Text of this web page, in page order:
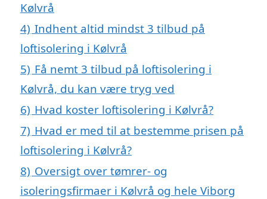
Kølvrå
4) Indhent altid mindst 3 tilbud på
loftisolering i Kølvrå
5) Få nemt 3 tilbud på loftisolering i
Kølvrå, du kan være tryg ved
6) Hvad koster loftisolering i Kølvrå?
7) Hvad er med til at bestemme prisen på
loftisolering i Kølvrå?
8) Oversigt over tømrer- og
isoleringsfirmaer i Kølvrå og hele Viborg